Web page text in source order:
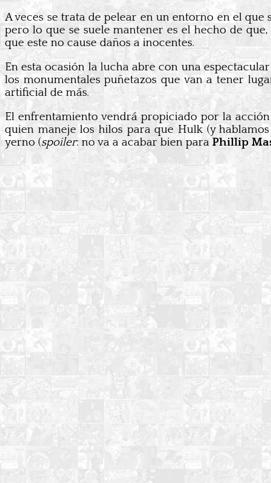
A veces se trata de pelear en un entorno en el
pero lo que se suele mantener es el hecho de
que este no cause daños a inocentes.
En esta ocasión la lucha abre con una
los monumentales puñetazos que van a tener
artificial de más.
El enfrentamiento vendrá propiciado por la
quien maneje los hilos para que Hulk (y
yerno (spoiler: no va a acabar bien para Phillip